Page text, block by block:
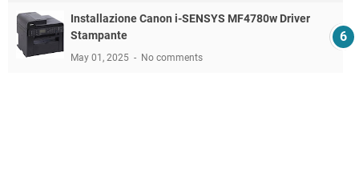
Installazione Canon i-SENSYS MF4780w Driver
Stampante
May 01, 2025 No comments